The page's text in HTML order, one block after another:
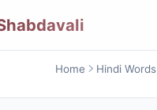
Home Hindi Words